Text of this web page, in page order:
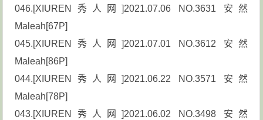
046.[XIUREN秀人网]2021.07.06 NO.3631 安然
Maleah[67P]
045.[XIUREN秀人网]2021.07.01 NO.3612 安然
Maleah[86P]
044.[XIUREN秀人网]2021.06.22 NO.3571 安然
Maleah[78P]
043.[XIUREN秀人网]2021.06.02 NO.3498 安然